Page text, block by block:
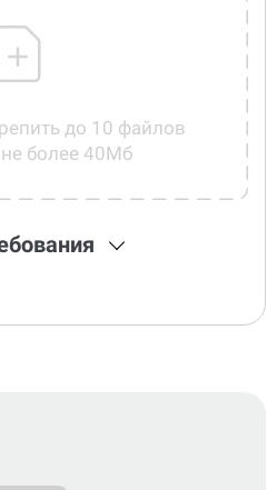
до 10 файлов
более 40Мб